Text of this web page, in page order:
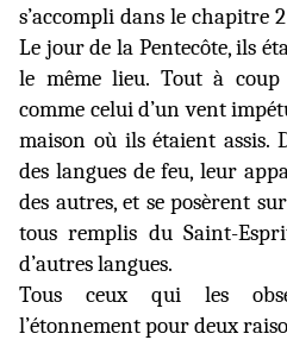
s’accompli dans le chapitre
Le jour de la Pentecôte, ils
le même lieu. Tout à
comme celui d’un vent
maison où ils étaient assis.
des langues de feu, leur
des autres, et se posèrent
tous remplis du Saint-
d’autres langues.
Tous ceux qui les
l’étonnement pour deux